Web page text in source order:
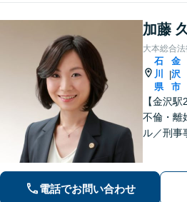
加藤
大本総合
石
川
県
|
金
沢
市
【金沢
不倫・離
ル／刑事
ですの
だける
電話でお問い合わせ